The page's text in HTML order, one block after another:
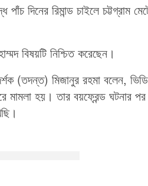
দিনের রিমান্ড চাইলে চট্টগ্রাম
বিষয়টি নিশ্চিত করেছেন।
(তদন্ত) মিজানুর রহমা বলেন,
হয়। তার বয়ফ্রেন্ড ঘটনার পর